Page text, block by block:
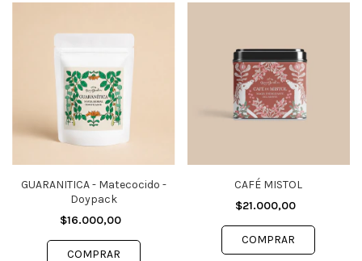
GUARANITICA - Matecocido -
Doypack
$16.000,00
CAFÉ MISTOL
$21.000,00